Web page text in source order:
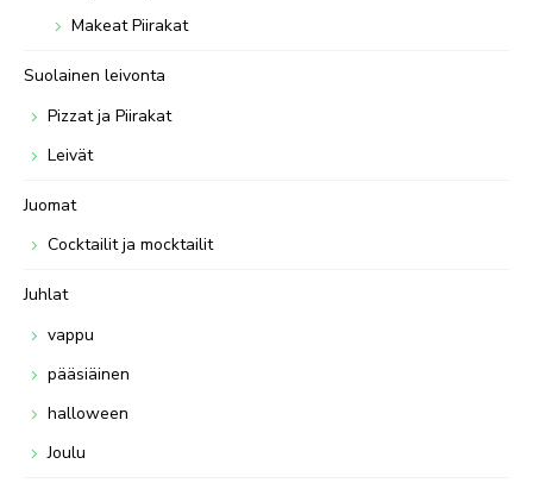
Makeat Piirakat
Suolainen leivonta
Pizzat ja Piirakat
Leivät
Juomat
Cocktailit ja mocktailit
Juhlat
vappu
pääsiäinen
halloween
Joulu